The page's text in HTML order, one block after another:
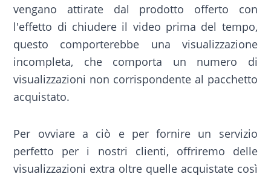
vengano attirate dal prodotto offerto con
l'effetto di chiudere il video prima del tempo,
questo comporterebbe una visualizzazione
incompleta, che comporta un numero di
visualizzazioni non corrispondente al pacchetto
acquistato.
Per ovviare a ciò e per fornire un servizio
perfetto per i nostri clienti, offriremo delle
visualizzazioni extra oltre quelle acquistate così